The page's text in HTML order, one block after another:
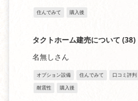
住んでみて 購入後
タクトホーム建売について (38)
名無しさん
オプション設備 住んでみて 口コミ評判
耐震性 購入後